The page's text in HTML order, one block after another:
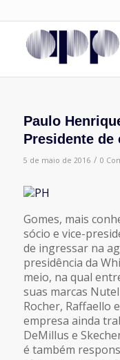
Paulo
Presidente de
5 de maio de 2016 / 0
Gomes, mais
sócio e vice-
de ingressar na
presidência da
meio, na qual
suas marcas
Rocher, Raffaello
empresa ainda
DeMillus e
é também